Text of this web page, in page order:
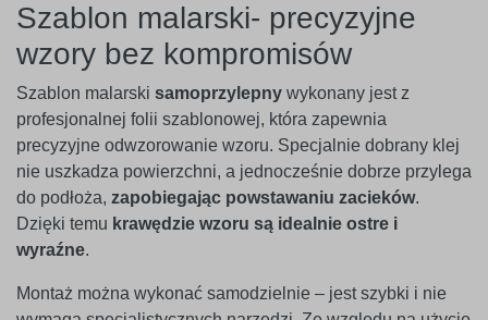
Szablon malarski- precyzyjne
wzory bez kompromisów
Szablon malarski samoprzylepny wykonany jest z
profesjonalnej folii szablonowej, która zapewnia
precyzyjne odwzorowanie wzoru. Specjalnie dobrany klej
nie uszkadza powierzchni, a jednocześnie dobrze przylega
do podłoża, zapobiegając powstawaniu zacieków.
Dzięki temu krawędzie wzoru są idealnie ostre i
wyraźne.
Montaż można wykonać samodzielnie – jest szybki i nie